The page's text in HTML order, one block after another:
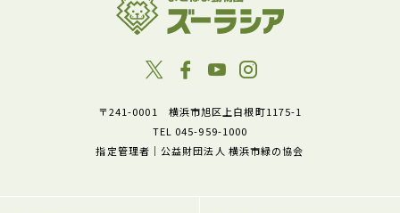
〒241-0001 横浜市旭区上白根町1175-1
TEL 045-959-1000
指定管理者｜公益財団法人 横浜市緑の協会